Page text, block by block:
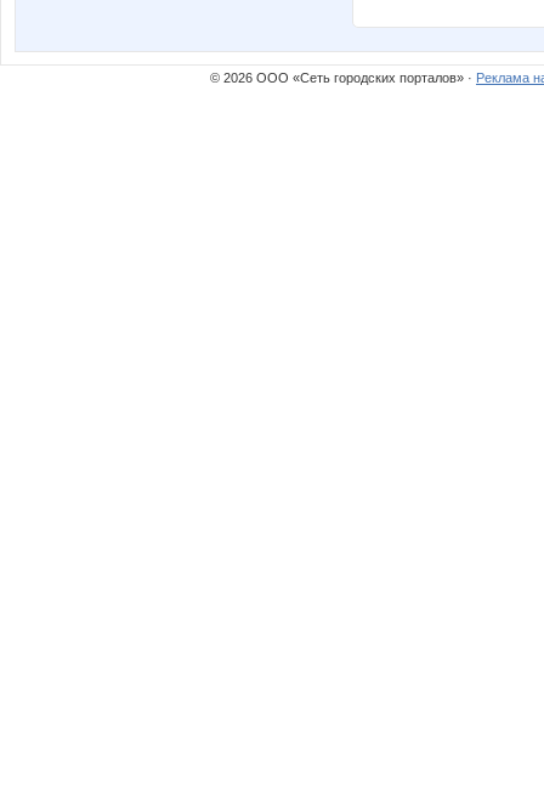
© 2026 ООО «Сеть городских порталов» · Реклама